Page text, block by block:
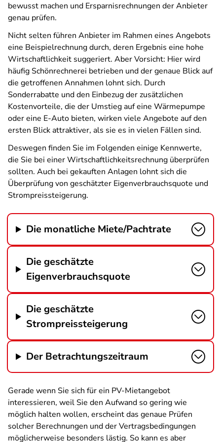
bewusst machen und Ersparnisrechnungen der Anbieter
genau prüfen.
Nicht selten führen Anbieter im Rahmen eines Angebots
eine Beispielrechnung durch, deren Ergebnis eine hohe
Wirtschaftlichkeit suggeriert. Aber Vorsicht: Hier wird
häufig Schönrechnerei betrieben und der genaue Blick auf
die getroffenen Annahmen lohnt sich. Durch
Sonderrabatte und den Einbezug der zusätzlichen
Kostenvorteile, die der Umstieg auf eine Wärmepumpe
oder eine E-Auto bieten, wirken viele Angebote auf den
ersten Blick attraktiver, als sie es in vielen Fällen sind.
Deswegen finden Sie im Folgenden einige Kennwerte,
die Sie bei einer Wirtschaftlichkeitsrechnung überprüfen
sollten. Auch bei gekauften Anlagen lohnt sich die
Überprüfung von geschätzter Eigenverbrauchsquote und
Strompreissteigerung.
Die monatliche Miete/Pachtrate
Die geschätzte
Eigenverbrauchsquote
Die geschätzte
Strompreissteigerung
Der Betrachtungszeitraum
Gerade wenn Sie sich für ein PV-Mietangebot
interessieren, weil Sie den Aufwand so gering wie
möglich halten wollen, erscheint das genaue Prüfen
solcher Berechnungen und der Vertragsbedingungen
möglicherweise besonders lästig. So kann es aber